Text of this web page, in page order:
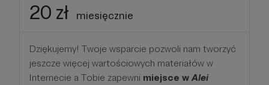
20 zł miesięcznie
Dziękujemy! Twoje wsparcie pozwoli nam tworzyć
jeszcze więcej wartościowych materiałów w
Internecie a Tobie zapewni miejsce w Alei